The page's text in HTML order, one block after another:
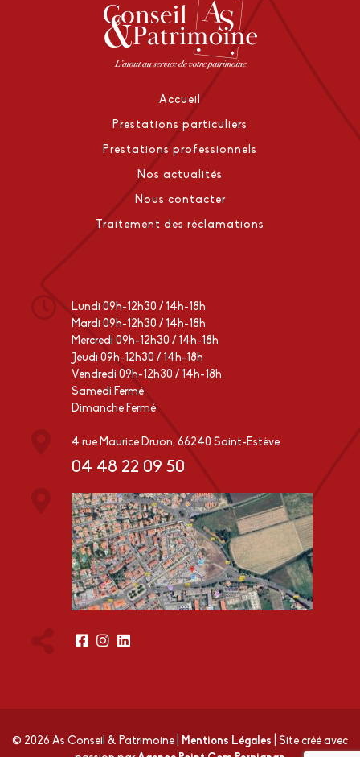
Accueil
Prestations particuliers
Prestations professionnels
Nos actualités
Nous contacter
Traitement des réclamations
Lundi 09h-12h30 / 14h-18h
Mardi 09h-12h30 / 14h-18h
Mercredi 09h-12h30 / 14h-18h
Jeudi 09h-12h30 / 14h-18h
Vendredi 09h-12h30 / 14h-18h
Samedi Fermé
Dimanche Fermé
4 rue Maurice Druon, 66240 Saint-Estève
04 48 22 09 50
© 2026 As Conseil & Patrimoine Mentions Légales
Site créé avec